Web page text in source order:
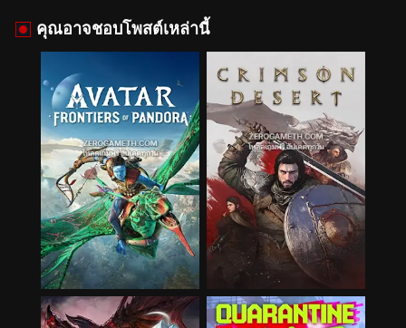
คุณอาจชอบโพสต์เหล่านี้